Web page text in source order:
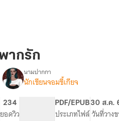
ากรัก
นามปากกา
นักเขียนจอมขี้เกียจ
234
ยอดวิว
PDF/EPUB
ประเภทไฟล์
30 ส.ค.
วันที่วาง